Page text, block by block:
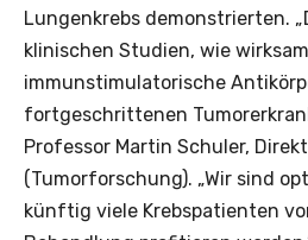
Lungenkrebs demonstrierten.
klinischen Studien, wie wirksam
immunstimulatorische
fortgeschrittenen
Professor Martin Schuler,
(Tumorforschung). „Wir sind
künftig viele Krebspatienten